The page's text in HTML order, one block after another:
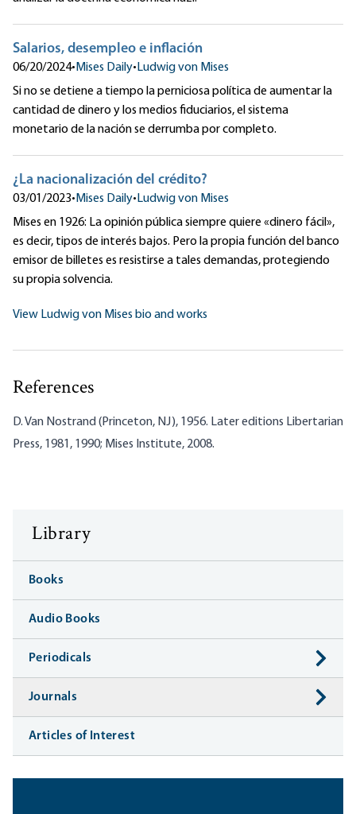
Salarios, desempleo e inflación
06/20/2024•Mises Daily•Ludwig von Mises
Si no se detiene a tiempo la perniciosa política de aumentar la
cantidad de dinero y los medios fiduciarios, el sistema
monetario de la nación se derrumba por completo.
¿La nacionalización del crédito?
03/01/2023•Mises Daily•Ludwig von Mises
Mises en 1926: La opinión pública siempre quiere «dinero fácil»,
es decir, tipos de interés bajos. Pero la propia función del banco
emisor de billetes es resistirse a tales demandas, protegiendo
su propia solvencia.
View Ludwig von Mises bio and works
References
D. Van Nostrand (Princeton, NJ), 1956. Later editions Libertarian
Press, 1981, 1990; Mises Institute, 2008.
Library
Books
Audio Books
Periodicals
Journals
Articles of Interest